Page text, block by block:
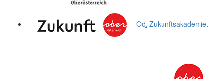
Oö. Zukunftsakademie.